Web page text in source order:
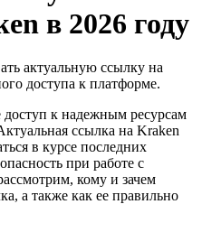
в 2026 году
актуальную ссылку на
доступа к платформе.
к надежным ресурсам
ссылка на Kraken
в курсе последних
при работе с
кому и зачем
а также как ее правильно